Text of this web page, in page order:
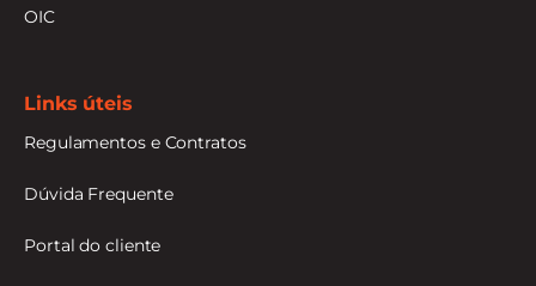
OIC
Links úteis
Regulamentos e Contratos
Dúvida Frequente
Portal do cliente